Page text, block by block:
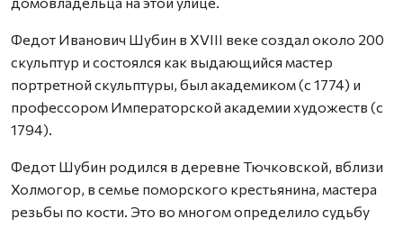
Федот Иванович Шубин в XVIII веке создал около 200
скульптур и состоялся как выдающийся мастер
портретной скульптуры, был академиком (с 1774) и
профессором Императорской академии художеств (с
1794).
Федот Шубин родился в деревне Тючковской, вблизи
Холмогор, в семье поморского крестьянина, мастера
резьбы по кости. Это во многом определило судьбу